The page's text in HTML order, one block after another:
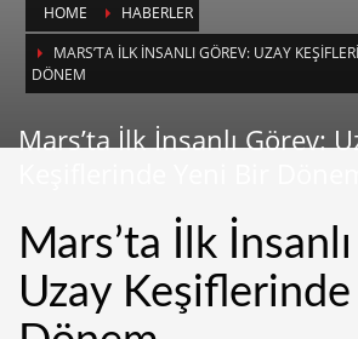
HOME
HABERLER
MARS’TA İLK İNSANLI GÖREV: UZAY
DÖNEM
Mars’ta İlk İnsanlı Görev:
Mars’ta İlk
Uzay